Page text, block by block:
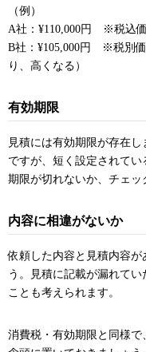
（例）
A社：¥110,000円 ※税込
B社：¥105,000円 ※税別
り、高くなる）
有効期限
見積には有効期限が存在
ですが、短く設定されて
期限が切れないか、チェッ
内容に相違がないか
依頼した内容と見積内容が
う。見積に記載が漏れて
ことも考えられます。
消費税・有効期限と同様で